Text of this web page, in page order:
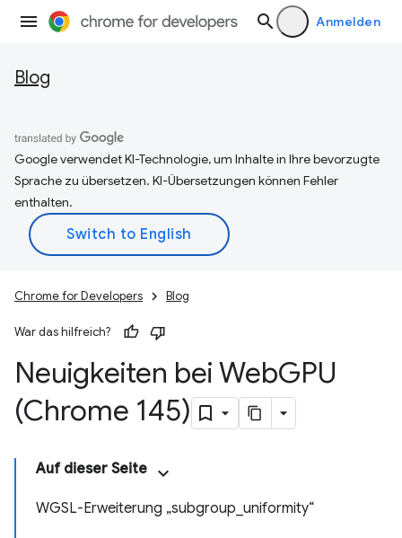
Anmelden
Blog
Google verwendet KI-Technologie, um Inhalte in Ihre bevorzugte
Sprache zu übersetzen. KI-Übersetzungen können Fehler
enthalten.
Chrome for Developers Blog
War das hilfreich?
Neuigkeiten bei WebGPU
(Chrome 145)
Auf dieser Seite
WGSL-Erweiterung „subgroup_uniformity“